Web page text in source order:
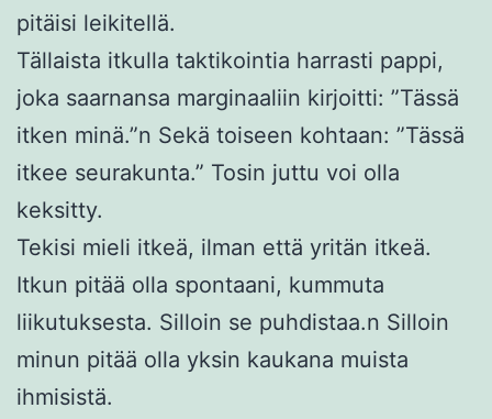
pitäisi leikitellä.
Tällaista itkulla taktikointia harrasti pappi,
joka saarnansa marginaaliin kirjoitti: ”Tässä
itken minä.”n Sekä toiseen kohtaan: ”Tässä
itkee seurakunta.” Tosin juttu voi olla
keksitty.
Tekisi mieli itkeä, ilman että yritän itkeä.
Itkun pitää olla spontaani, kummuta
liikutuksesta. Silloin se puhdistaa.n Silloin
minun pitää olla yksin kaukana muista
ihmisistä.